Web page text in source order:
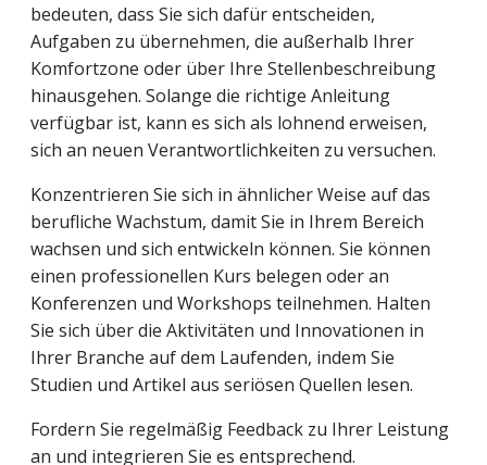
bedeuten, dass Sie sich dafür entscheiden,
Aufgaben zu übernehmen, die außerhalb Ihrer
Komfortzone oder über Ihre Stellenbeschreibung
hinausgehen. Solange die richtige Anleitung
verfügbar ist, kann es sich als lohnend erweisen,
sich an neuen Verantwortlichkeiten zu versuchen.
Konzentrieren Sie sich in ähnlicher Weise auf das
berufliche Wachstum, damit Sie in Ihrem Bereich
wachsen und sich entwickeln können. Sie können
einen professionellen Kurs belegen oder an
Konferenzen und Workshops teilnehmen. Halten
Sie sich über die Aktivitäten und Innovationen in
Ihrer Branche auf dem Laufenden, indem Sie
Studien und Artikel aus seriösen Quellen lesen.
Fordern Sie regelmäßig Feedback zu Ihrer Leistung
an und integrieren Sie es entsprechend.